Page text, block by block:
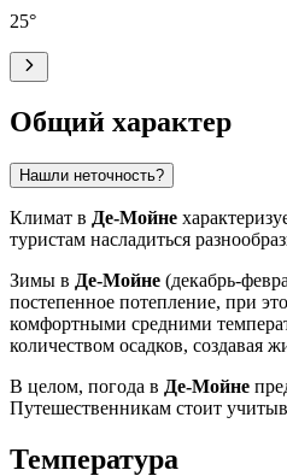
25°
Общий характер
Нашли неточность?
Климат в Де-Мойне
туристам насладиться
Зимы в Де-Мойне (декабрь-
постепенное потепление, при
комфортными средними
количеством осадков, создавая
В целом, погода в Де-Мойне
Путешественникам стоит
Температура